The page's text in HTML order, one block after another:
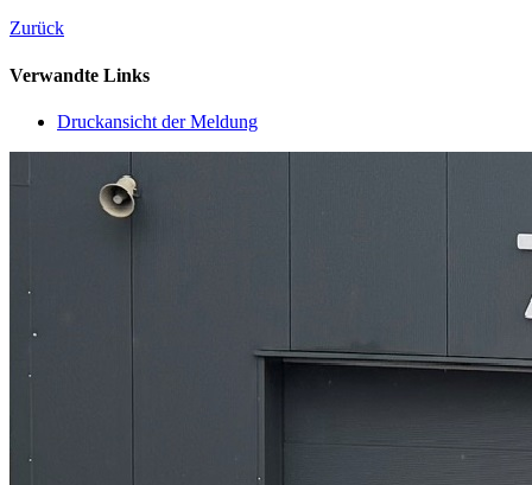
Zurück
Verwandte Links
Druckansicht der Meldung